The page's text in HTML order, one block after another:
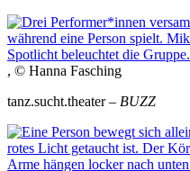
, © Hanna Fasching
tanz.sucht.theater – BUZZ